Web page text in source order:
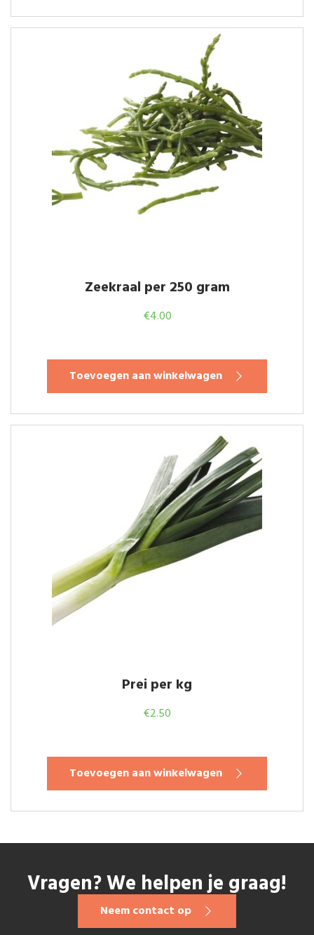
Zeekraal per 250 gram
€4.00
Toevoegen aan winkelwagen
Prei per kg
€2.50
Toevoegen aan winkelwagen
Vragen? We helpen je graag!
Neem contact op